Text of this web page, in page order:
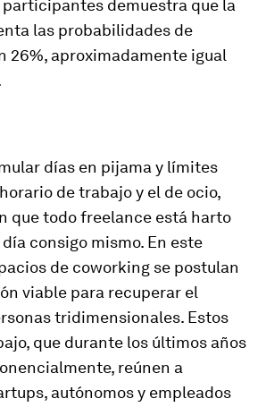
demuestra que la
las probabilidades de
26%, aproximadamente igual
días en pijama y límites
de trabajo y el de ocio,
que todo freelance está harto
consigo mismo. En este
de coworking se postulan
viable para recuperar el
tridimensionales. Estos
que durante los últimos años
reúnen a
, autónomos y empleados